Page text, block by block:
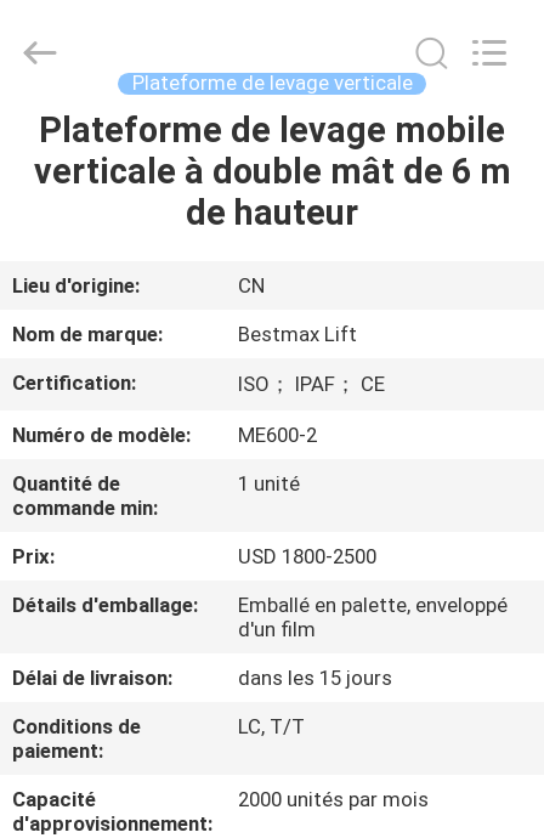
LA
PRODUITS
À
DE
NOUS
VISITE
DE
CONTRÔLE
DE
LA
MACHINERY
Reserved.
Plateforme de levage verticale
Plateforme de levage mobile
verticale à double mât de 6 m
de hauteur
Lieu d'origine:
CN
Nom de marque:
Bestmax Lift
Certification:
ISO； IPAF； CE
Numéro de modèle:
ME600-2
Quantité de
commande min:
1 unité
Prix:
USD 1800-2500
Détails d'emballage:
Emballé en palette, enveloppé
d'un film
Délai de livraison:
dans les 15 jours
Conditions de
paiement:
LC, T/T
Capacité
d'approvisionnement:
2000 unités par mois